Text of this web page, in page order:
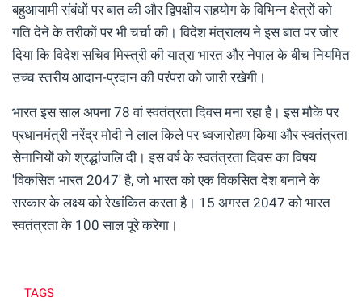
बहुआयामी संबंधों पर बात की और द्विपक्षीय सहयोग के विभिन्न क्षेत्रों को
गति देने के तरीकों पर भी चर्चा की। विदेश मंत्रालय ने इस बात पर जोर
दिया कि विदेश सचिव मिस्त्री की यात्रा भारत और नेपाल के बीच नियमित
उच्च स्तरीय आदान-प्रदान की परंपरा को जारी रखेगी।
भारत इस साल अपना 78 वां स्वतंत्रता दिवस मना रहा है। इस मौके पर
प्रधानमंत्री नरेंद्र मोदी ने लाल किले पर ध्वजारोहण किया और स्वतंत्रता
सेनानियों को श्रद्धांजलि दी। इस वर्ष के स्वतंत्रता दिवस का विषय
'विकसित भारत 2047' है, जो भारत को एक विकसित देश बनाने के
सरकार के लक्ष्य को रेखांकित करता है। 15 अगस्त 2047 को भारत
स्वतंत्रता के 100 साल पूरे करेगा।
TAGS